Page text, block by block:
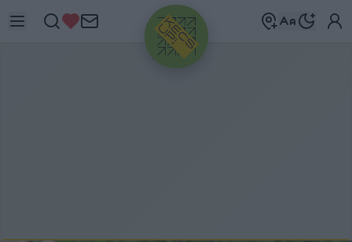
HIRDETÉS